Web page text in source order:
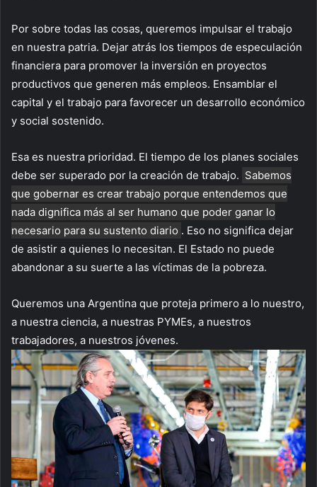
Por sobre todas las cosas, queremos impulsar el trabajo
en nuestra patria. Dejar atrás los tiempos de especulación
financiera para promover la inversión en proyectos
productivos que generen más empleos. Ensamblar el
capital y el trabajo para favorecer un desarrollo económico
y social sostenido.
Esa es nuestra prioridad. El tiempo de los planes sociales
debe ser superado por la creación de trabajo. Sabemos
que gobernar es crear trabajo porque entendemos que
nada dignifica más al ser humano que poder ganar lo
necesario para su sustento diario . Eso no significa dejar
de asistir a quienes lo necesitan. El Estado no puede
abandonar a su suerte a las víctimas de la pobreza.
Queremos una Argentina que proteja primero a lo nuestro,
a nuestra ciencia, a nuestras PYMEs, a nuestros
trabajadores, a nuestros jóvenes.